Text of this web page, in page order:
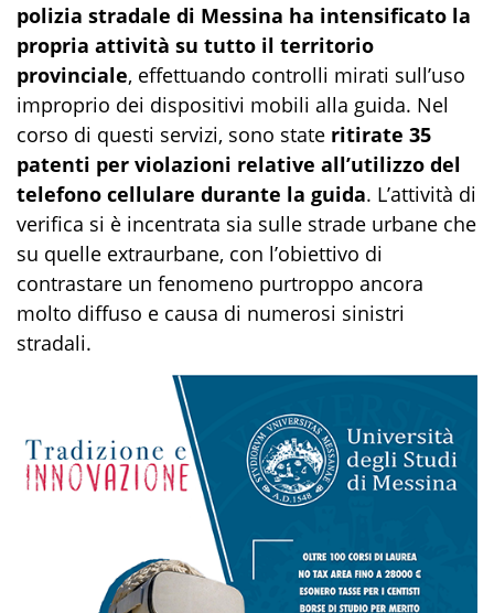
polizia stradale di Messina ha intensificato la
propria attività su tutto il territorio
provinciale, effettuando controlli mirati sull’uso
improprio dei dispositivi mobili alla guida. Nel
corso di questi servizi, sono state ritirate 35
patenti per violazioni relative all’utilizzo del
telefono cellulare durante la guida. L’attività di
verifica si è incentrata sia sulle strade urbane che
su quelle extraurbane, con l’obiettivo di
contrastare un fenomeno purtroppo ancora
molto diffuso e causa di numerosi sinistri
stradali.